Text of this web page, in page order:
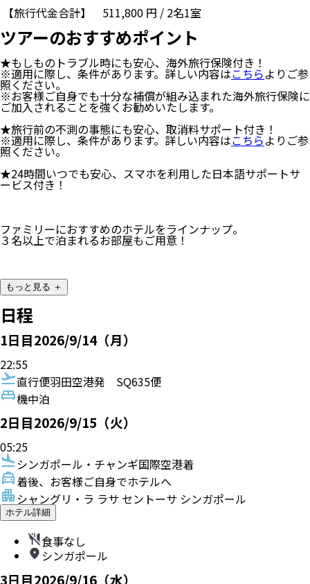
【旅行代金合計】 511,800 円 / 2名1室
ツアーのおすすめポイント
★もしものトラブル時にも安心、海外旅行保険付き！
※適用に際し、条件があります。詳しい内容はこちらよりご参
照ください。
※お客様ご自身でも十分な補償が組み込まれた海外旅行保険に
ご加入されることを強くお勧めいたします。
★旅行前の不測の事態にも安心、取消料サポート付き！
※適用に際し、条件があります。詳しい内容はこちらよりご参
照ください。
★24時間いつでも安心、スマホを利用した日本語サポートサ
ービス付き！
ファミリーにおすすめのホテルをラインナップ。
３名以上で泊まれるお部屋もご用意！
もっと見る ＋
日程
1日目2026/9/14（月）
22:55
直行便羽田空港発
SQ635便
機中泊
2日目2026/9/15（火）
05:25
シンガポール・チャンギ国際空港着
着後、お客様ご自身でホテルへ
シャングリ・ラ ラサ セントーサ シンガポール
ホテル詳細
食事なし
シンガポール
3日目2026/9/16（水）